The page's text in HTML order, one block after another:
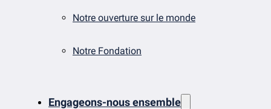
Notre ouverture sur le monde
Notre Fondation
Engageons-nous ensemble